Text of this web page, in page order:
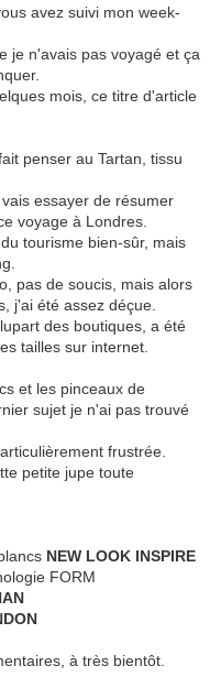
avez suivi mon week-
je n'avais pas voyagé et ça
mois, ce titre d'article
penser au Tartan, tissu
essayer de résumer
voyage à Londres.
tourisme bien-sûr, mais
pas de soucis, mais alors
j'ai été assez déçue.
des boutiques, a été
tailles sur internet.
et les pinceaux de
sujet je n'ai pas trouvé
frustrée.
petite jupe toute
NEW LOOK INSPIRE
FORM
à très bientôt.